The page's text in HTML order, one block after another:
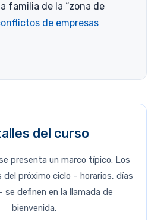
familia de la “zona de
de empresas
del curso
presenta un marco típico. Los
próximo ciclo – horarios, días
se definen en la llamada de
bienvenida.